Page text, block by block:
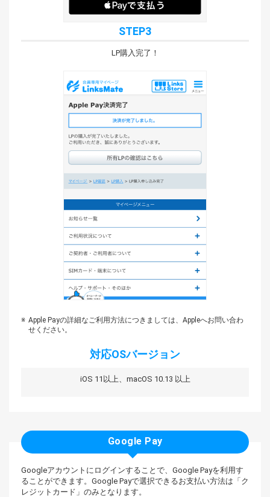
STEP3
LP購入完了！
Apple Payの詳細なご利用方法につきましては、Appleへお問い合わ
せください。
対応OSバージョン
iOS 11以上、macOS 10.13 以上
Google Pay
Googleアカウントにログインすることで、Google Payを利用す
ることができます。 Google Payで選択できるお支払い方法は「ク
レジットカード」のみとなります。